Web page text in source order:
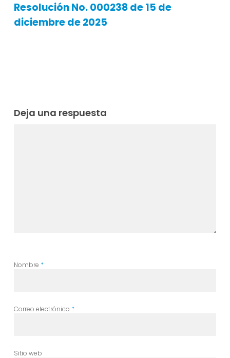
Resolución No. 000238 de 15 de
diciembre de 2025
Deja una respuesta
Nombre *
Correo electrónico *
Sitio web